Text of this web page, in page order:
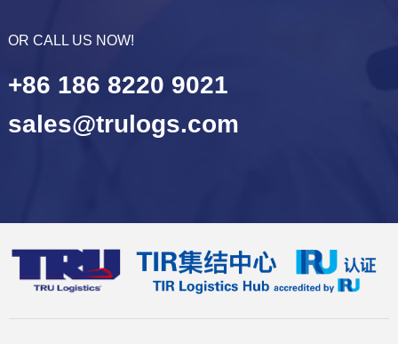
+86 186 8220 9021
sales@trulogs.com
OR CALL US NOW!